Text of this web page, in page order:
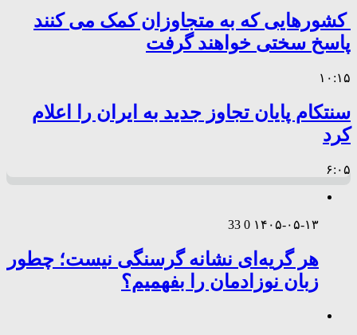
کشورهایی که به متجاوزان کمک می کنند
پاسخ سختی خواهند گرفت
۱۰:۱۵
سنتکام پایان تجاوز جدید به ایران را اعلام
کرد
۶:۰۵
۱۴۰۵-۰۵-۱۳ 0
33
هر گریه‌ای نشانه گرسنگی نیست؛ چطور
زبان نوزادمان را بفهمیم؟